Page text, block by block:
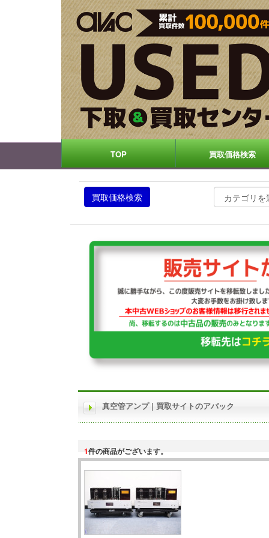
TOP 買取価格検索
買取価格検索
真空管アンプ | 買取サイトのアバック
1件の商品がございます。